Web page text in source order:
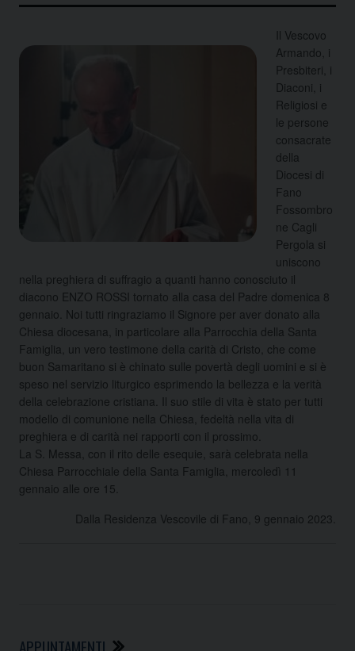
Il Vescovo
Armando, i
Presbiteri, i
Diaconi, i
Religiosi e
le persone
consacrate
della
Diocesi di
Fano
Fossombro
ne Cagli
Pergola si
uniscono
nella preghiera di suffragio a quanti hanno conosciuto il
diacono ENZO ROSSI tornato alla casa del Padre domenica 8
gennaio. Noi tutti ringraziamo il Signore per aver donato alla
Chiesa diocesana, in particolare alla Parrocchia della Santa
Famiglia, un vero testimone della carità di Cristo, che come
buon Samaritano si è chinato sulle povertà degli uomini e si è
speso nel servizio liturgico esprimendo la bellezza e la verità
della celebrazione cristiana. Il suo stile di vita è stato per tutti
modello di comunione nella Chiesa, fedeltà nella vita di
preghiera e di carità nei rapporti con il prossimo.
La S. Messa, con il rito delle esequie, sarà celebrata nella
Chiesa Parrocchiale della Santa Famiglia, mercoledì 11
gennaio alle ore 15.
Dalla Residenza Vescovile di Fano, 9 gennaio 2023.
APPUNTAMENTI